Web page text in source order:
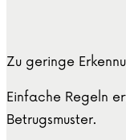
Zu geringe
Einfache Regeln
Betrugsmuster.